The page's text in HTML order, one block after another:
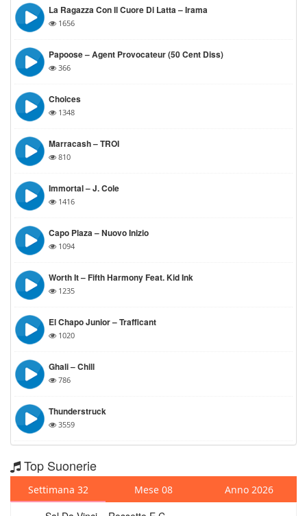
La Ragazza Con Il Cuore Di Latta – Irama
1656
Papoose – Agent Provocateur (50 Cent Diss)
366
Choices
1348
Marracash – TROI
810
Immortal – J. Cole
1416
Capo Plaza – Nuovo Inizio
1094
Worth It – Fifth Harmony Feat. Kid Ink
1235
El Chapo Junior – Trafficant
1020
Ghali – Chill
786
Thunderstruck
3559
Top Suonerie
Settimana 32 Mese 08 Anno 2026